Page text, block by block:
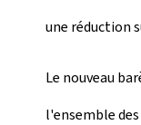
une réduction
Le nouveau
l'ensemble